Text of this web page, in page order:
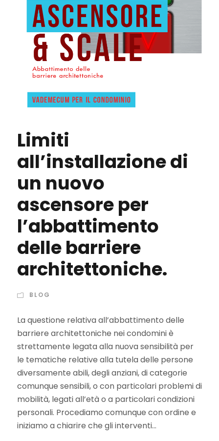
Limiti
all’installazione di
un nuovo
ascensore per
l’abbattimento
delle barriere
architettoniche.
BLOG
La questione relativa all’abbattimento delle
barriere architettoniche nei condomini è
strettamente legata alla nuova sensibilità per
le tematiche relative alla tutela delle persone
diversamente abili, degli anziani, di categorie
comunque sensibili, o con particolari problemi di
mobilità, legati all’età o a particolari condizioni
personali. Procediamo comunque con ordine e
iniziamo a chiarire che gli interventi...